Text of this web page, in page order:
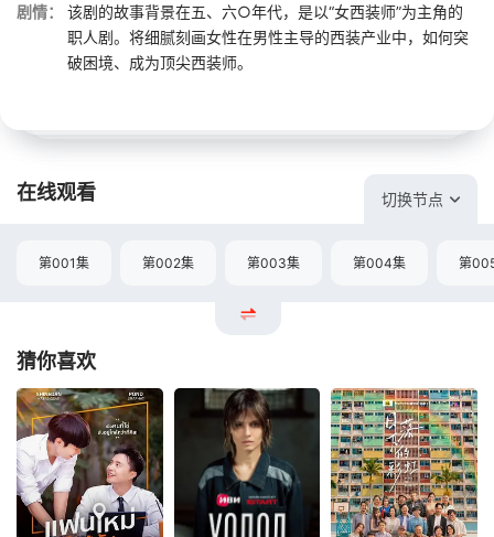
剧情：
该剧的故事背景在五、六○年代，是以“女西装师”为主角的
职人剧。将细腻刻画女性在男性主导的西装产业中，如何突
破困境、成为顶尖西装师。
在线观看 切换节点
第001集 第002集 第003集 第004集 第
猜你喜欢